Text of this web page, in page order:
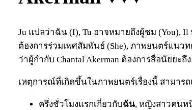
Ju แปลว่าฉัน (I), Tu อาจหมายถึงผู้ชม (You),
ต้องการร่วมเพศสัมพันธ์ (She), ภาพยนตร์แน
ว่าผู้กำกับ Chantal Akerman ต้องการสื่อนัยยะถึ
เหตุการณ์ที่เกิดขึ้นในภาพยนตร์เรื่องนี้ สามาร
ครึ่งชั่วโมงแรกเกี่ยวกับฉัน, หญิงสาวคนห